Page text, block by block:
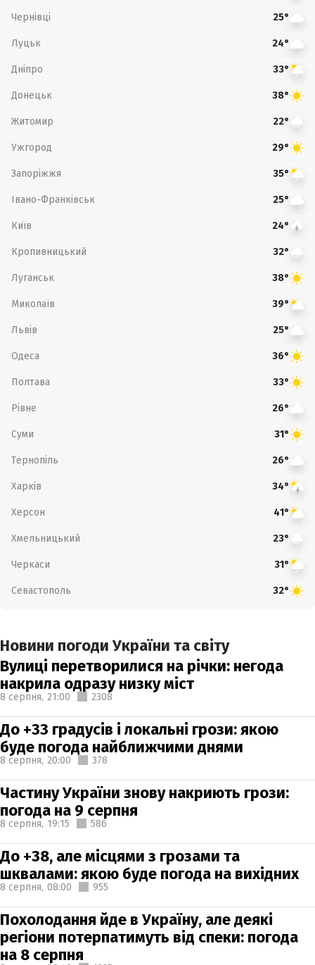
Чернівці 25°
Луцьк 24°
Дніпро 33°
Донецьк 38°
Житомир 22°
Ужгород 29°
Запоріжжя 35°
Івано-Франківськ 25°
Київ 24°
Кропивницький 32°
Луганськ 38°
Миколаїв 39°
Львів 25°
Одеса 36°
Полтава 33°
Рівне 26°
Суми 31°
Тернопіль 26°
Харків 34°
Херсон 41°
Хмельницький 23°
Черкаси 31°
Севастополь 32°
Новини погоди України та світу
Вулиці перетворилися на річки: негода
накрила одразу низку міст
8 серпня, 21:00 2308
До +33 градусів і локальні грози: якою
буде погода найближчими днями
8 серпня, 20:00 378
Частину України знову накриють грози:
погода на 9 серпня
8 серпня, 19:15 586
До +38, але місцями з грозами та
шквалами: якою буде погода на вихідних
8 серпня, 08:00 955
Похолодання йде в Україну, але деякі
регіони потерпатимуть від спеки: погода
на 8 серпня